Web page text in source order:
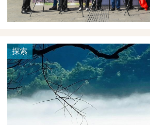
探索